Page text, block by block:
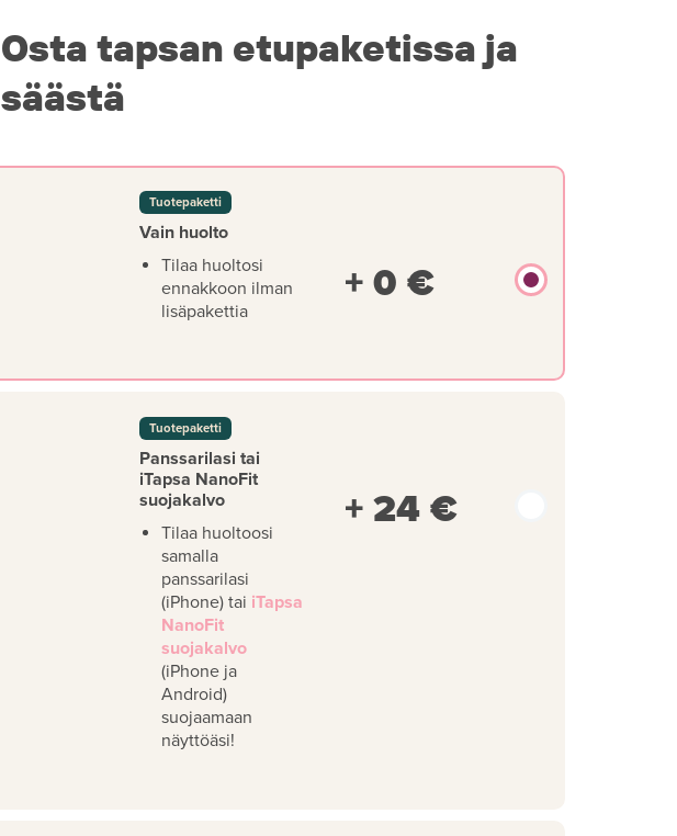
Osta tapsan etupaketissa ja
säästä
Tuotepaketti
Vain huolto
Tilaa huoltosi
ennakkoon ilman
lisäpakettia
+ 0 €
Tuotepaketti
Panssarilasi tai
iTapsa NanoFit
suojakalvo
Tilaa huoltoosi
samalla
panssarilasi
(iPhone) tai iTapsa
NanoFit
suojakalvo
(iPhone ja
Android)
suojaamaan
näyttöäsi!
+ 24 €